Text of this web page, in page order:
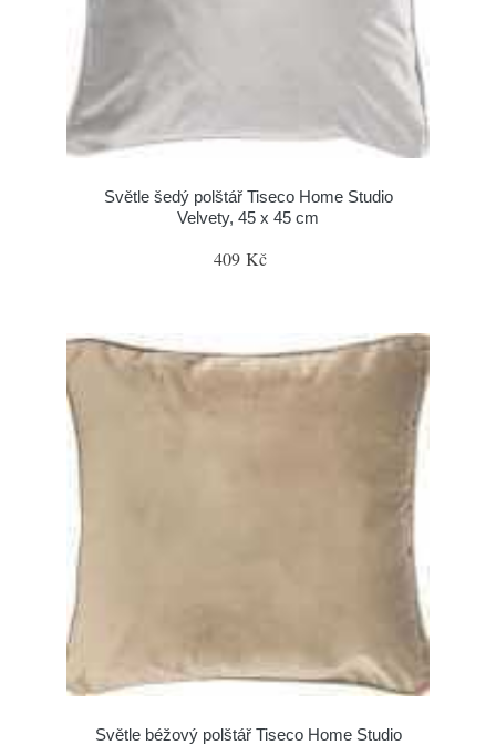
Světle šedý polštář Tiseco Home Studio
Velvety, 45 x 45 cm
409 Kč
Světle béžový polštář Tiseco Home Studio